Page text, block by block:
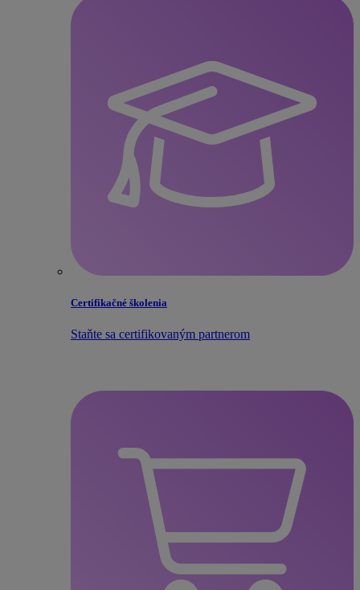
Certifikačné školenia
Staňte sa certifikovaným partnerom